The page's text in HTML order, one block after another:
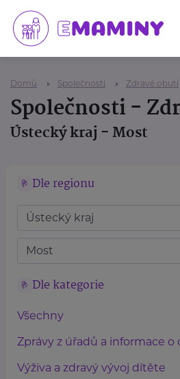
Domů Společnosti Zdravé obutí
Společnosti -
Ústecký kraj - Most
Dle regionu
Dle kategorie
Všechny
Zprávy z úřadů a informace o
Výživa a zdravý vývoj dítěte